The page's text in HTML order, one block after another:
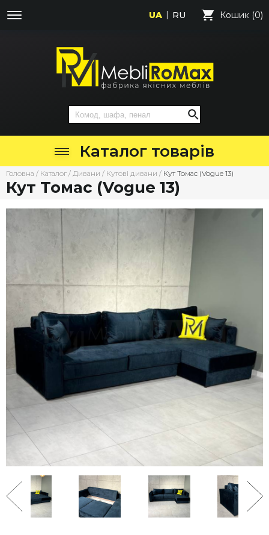
UA RU Кошик (0)
Каталог товарів
Головна / Каталог / Дивани / Кутові дивани / Кут Томас (Vogue 13)
Кут Томас (Vogue 13)